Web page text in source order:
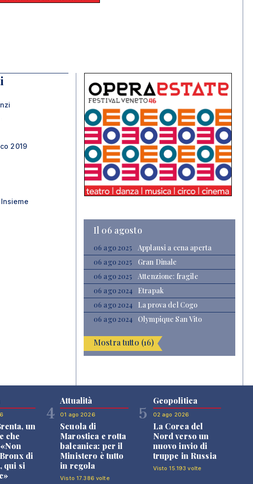
2019
Il 06 agosto
06 ago 2025
Applausi a cena aperta
06 ago 2025
Gran Dinale
06 ago 2025
Attenzione: fragile
06 ago 2024
Etrapak
06 ago 2024
La prova del Cogo
06 ago 2024
Olympique San Vito
Mostra tutto (16)
un
che
di
qui si
4
Attualità
01 ago 2026
Scuola di
Marostica e rotta
balcanica: per il
Ministero è tutto
in regola
Visto 17.386 volte
5
Geopolitica
02 ago 2026
La Corea del
Nord verso un
nuovo invio di
truppe in Russia
Visto 15.193 volte